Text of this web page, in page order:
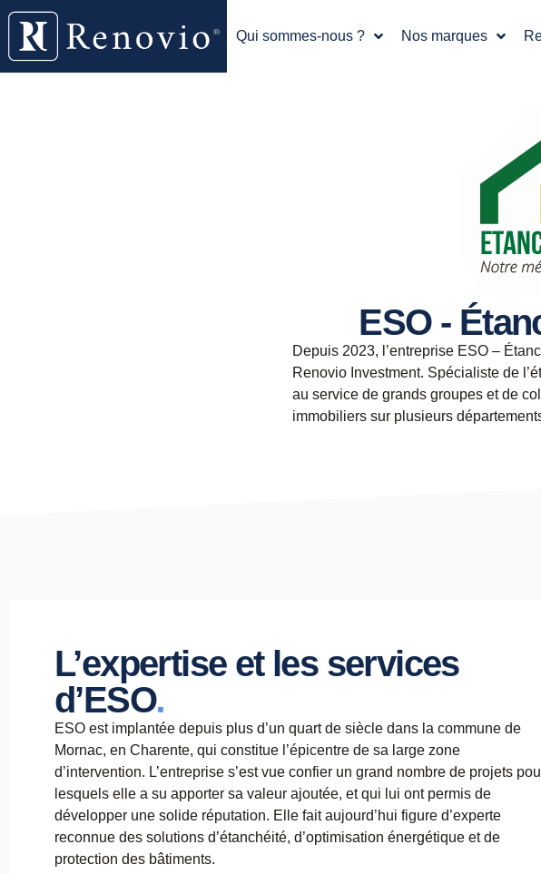
Qui sommes-nous ? Nos marques
ESO -
Depuis 2023, l’entreprise ESO –
Renovio Investment. Spécialiste de
au service de grands groupes et de
immobiliers sur plusieurs
L’expertise et les services
d’ESO.
ESO est implantée depuis plus d’un quart de siècle dans la commune de
Mornac, en Charente, qui constitue l’épicentre de sa large zone
d’intervention. L’entreprise s’est vue confier un grand nombre de projets
lesquels elle a su apporter sa valeur ajoutée, et qui lui ont permis de
développer une solide réputation. Elle fait aujourd’hui figure d’experte
reconnue des solutions d’étanchéité, d’optimisation énergétique et de
protection des bâtiments.